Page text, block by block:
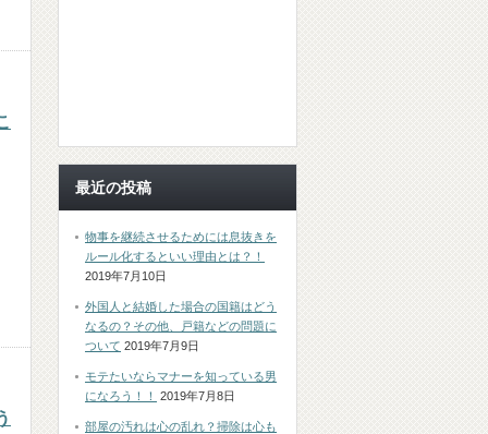
最近の投稿
物事を継続させるためには息抜きを
ルール化するといい理由とは？！
2019年7月10日
外国人と結婚した場合の国籍はどう
なるの？その他、戸籍などの問題に
ついて 2019年7月9日
モテたいならマナーを知っている男
になろう！！
2019年7月8日
部屋の汚れは心の乱れ？掃除は心も